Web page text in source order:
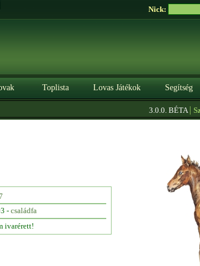
Nick:
Toplista Lovas Játékok Segítség
3.0.0. BÉTA|
- családfa
ivarérett!